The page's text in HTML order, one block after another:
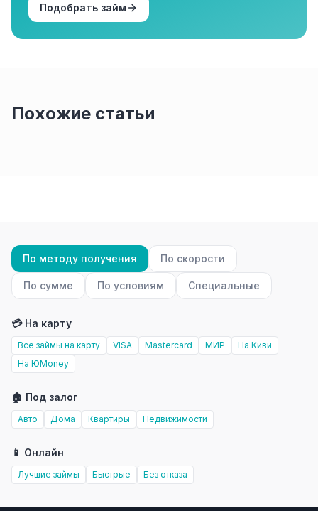
Подобрать займ
Похожие статьи
По методу получения По скорости
По сумме По условиям Специальные
💳 На карту
Все займы на карту VISA Mastercard МИР
На Киви
На ЮMoney
🏠 Под залог
Авто Дома Квартиры Недвижимости
📱 Онлайн
Лучшие займы Быстрые Без отказа